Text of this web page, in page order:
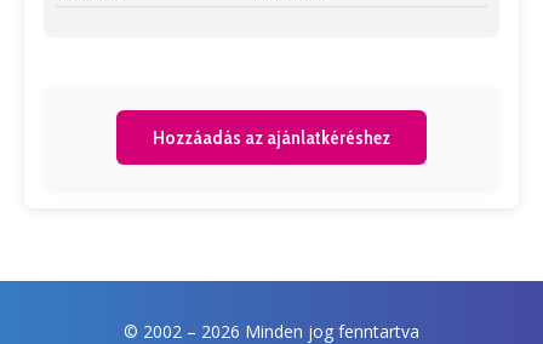
Hozzáadás az ajánlatkéréshez
© 2002 – 2026 Minden jog fenntartva